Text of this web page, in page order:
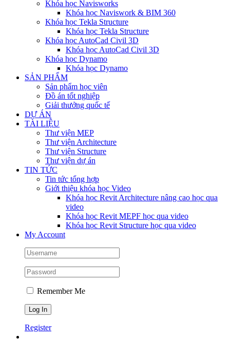
Khóa học Navisworks
Khóa học Naviswork & BIM 360
Khóa học Tekla Structure
Khóa học Tekla Structure
Khóa học AutoCad Civil 3D
Khóa học AutoCad Civil 3D
Khóa học Dynamo
Khóa học Dynamo
SẢN PHẨM
Sản phẩm học viên
Đồ án tốt nghiệp
Giải thưởng quốc tế
DỰ ÁN
TÀI LIỆU
Thư viện MEP
Thư viện Architecture
Thư viện Structure
Thư viện dự án
TIN TỨC
Tin tức tổng hợp
Giới thiệu khóa học Video
Khóa học Revit Architecture nâng cao học qua
video
Khóa học Revit MEPF học qua video
Khóa học Revit Structure học qua video
My Account
Remember Me
Register